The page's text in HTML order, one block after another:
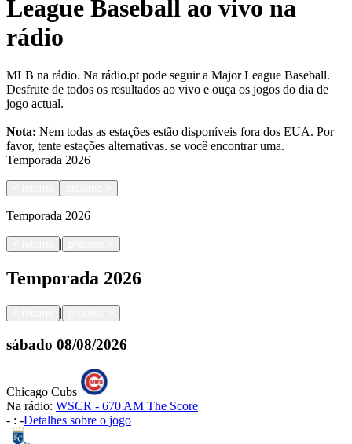
League Baseball ao vivo na
rádio
MLB na rádio. Na rádio.pt pode seguir a Major League Baseball.
Desfrute de todos os resultados ao vivo e ouça os jogos do dia de
jogo actual.
Nota: Nem todas as estações estão disponíveis fora dos EUA. Por
favor, tente estações alternativas. se você encontrar uma.
Temporada 2026
Temporada 2026
|
Temporada 2026
|
sábado 08/08/2026
Chicago Cubs
Na rádio: WSCR - 670 AM The Score
- : -Detalhes sobre o jogo